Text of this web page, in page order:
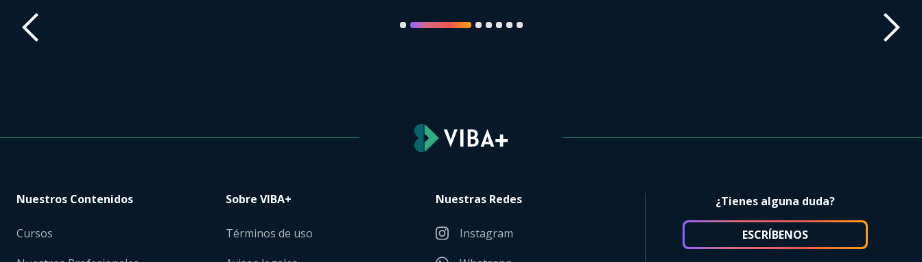
Nuestros Contenidos
Cursos
Sobre VIBA+
Términos de uso
Nuestras Redes
Instagram
¿Tienes alguna duda?
ESCRÍBENOS